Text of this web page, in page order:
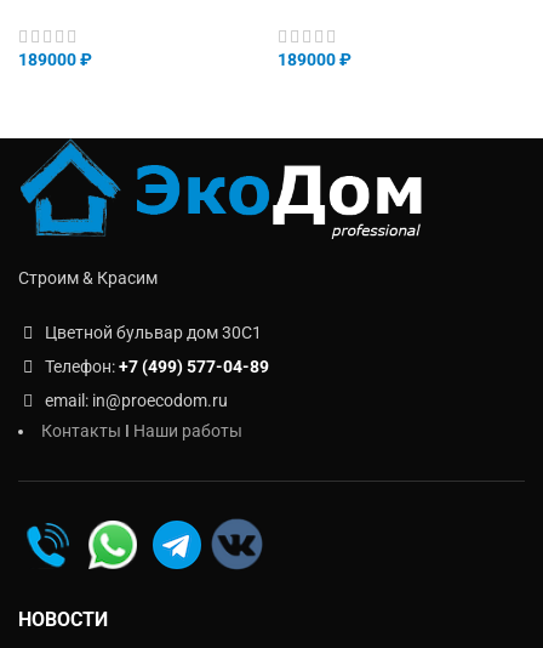
189000₽ 189000₽
Строим & Красим
Цветной бульвар дом 30C1
Телефон:+7 (499) 577-04-89
email: in@proecodom.ru
Контакты I Наши работы
НОВОСТИ